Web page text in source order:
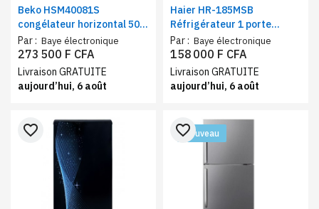
Beko HSM40081S
congélateur horizontal 500
litres – Congélateur coffre
grande capacité et classe A
Par : Baye électronique
273 500 F CFA
Livraison GRATUITE
aujourd’hui, 6 août
Haier HR-185MSB
Réfrigérateur 1 porte
couleur noir et or
Par : Baye électronique
158 000 F CFA
Livraison GRATUITE
aujourd’hui, 6 août
favorite_border Nouveau
favorite_border